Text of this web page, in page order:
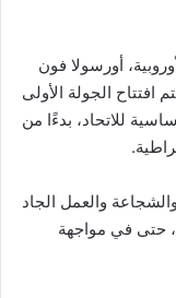
أورسولا فون
الجولة الأولى
للاتحاد، بدءًا من
والعمل الجاد
حتى في مواجهة